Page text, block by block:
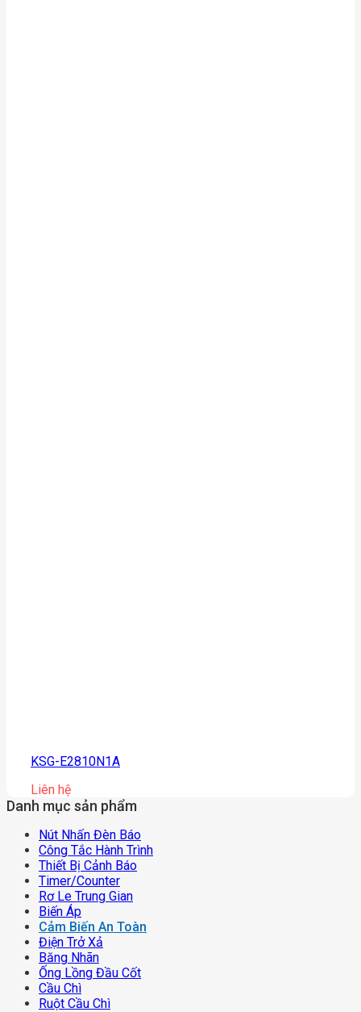
KSG-E2810N1A
Liên hệ
Danh mục sản phẩm
Nút Nhấn Đèn Báo
Công Tắc Hành Trình
Thiết Bị Cảnh Báo
Timer/counter
Rơ Le Trung Gian
Biến Áp
Cảm Biến An Toàn
Điện Trở Xả
Băng Nhãn
Ống Lồng Đầu Cốt
Cầu Chì
Ruột Cầu Chì